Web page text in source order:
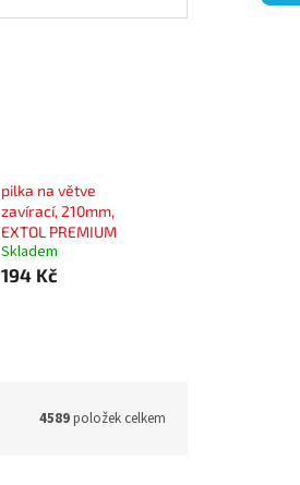
pilka na větve
zavírací, 210mm,
EXTOL PREMIUM
Skladem
194 Kč
4589položek celkem